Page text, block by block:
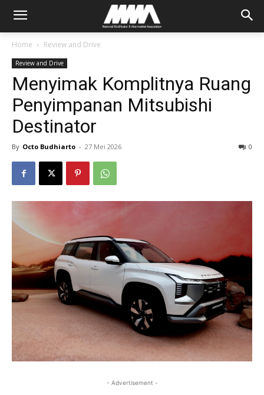
Home Review and Drive
Review and Drive
Menyimak Komplitnya Ruang
Penyimpanan Mitsubishi
Destinator
By Octo Budhiarto - 27 Mei 2026 0
- Advertisement -